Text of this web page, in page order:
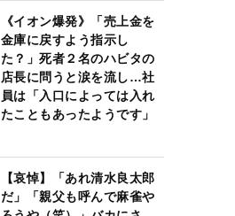
《イオン爆発》「売上金を
金庫に戻すよう指示し
た？」死者２名のハビタの
店長に問うと涙を流し…社
員は「入口によっては入れ
たこともあったようです」
【哀悼】「あれ清水良太郎
だ」「親父も呼んで麻雀や